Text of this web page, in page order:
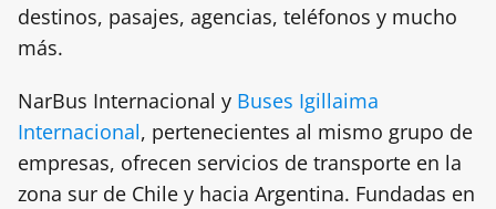
destinos, pasajes, agencias, teléfonos y mucho
más.
NarBus Internacional y Buses Igillaima
Internacional, pertenecientes al mismo grupo de
empresas, ofrecen servicios de transporte en la
zona sur de Chile y hacia Argentina. Fundadas en